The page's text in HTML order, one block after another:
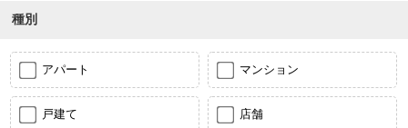
種別
アパート マンション
戸建て 店舗